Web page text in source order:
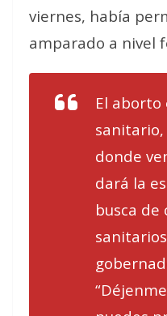
viernes, había
amparado a nivel
El aborto
donde
dará la
busca de